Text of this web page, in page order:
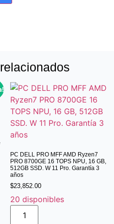
PC DELL PRO MFF AMD Ryzen7
PRO 8700GE 16 TOPS NPU, 16 GB,
512GB SSD. W 11 Pro. Garantía 3
años
$23,852.00
20 disponibles